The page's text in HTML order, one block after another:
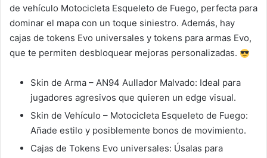
de vehículo Motocicleta Esqueleto de Fuego, perfecta para
dominar el mapa con un toque siniestro. Además, hay
cajas de tokens Evo universales y tokens para armas Evo,
que te permiten desbloquear mejoras personalizadas.
Skin de Arma – AN94 Aullador Malvado: Ideal para
jugadores agresivos que quieren un edge visual.
Skin de Vehículo – Motocicleta Esqueleto de Fuego:
Añade estilo y posiblemente bonos de movimiento.
Cajas de Tokens Evo universales: Úsalas para